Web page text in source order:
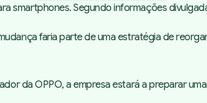
smartphones. Segundo informações
faria parte de uma estratégia de
da OPPO, a empresa estará a preparar